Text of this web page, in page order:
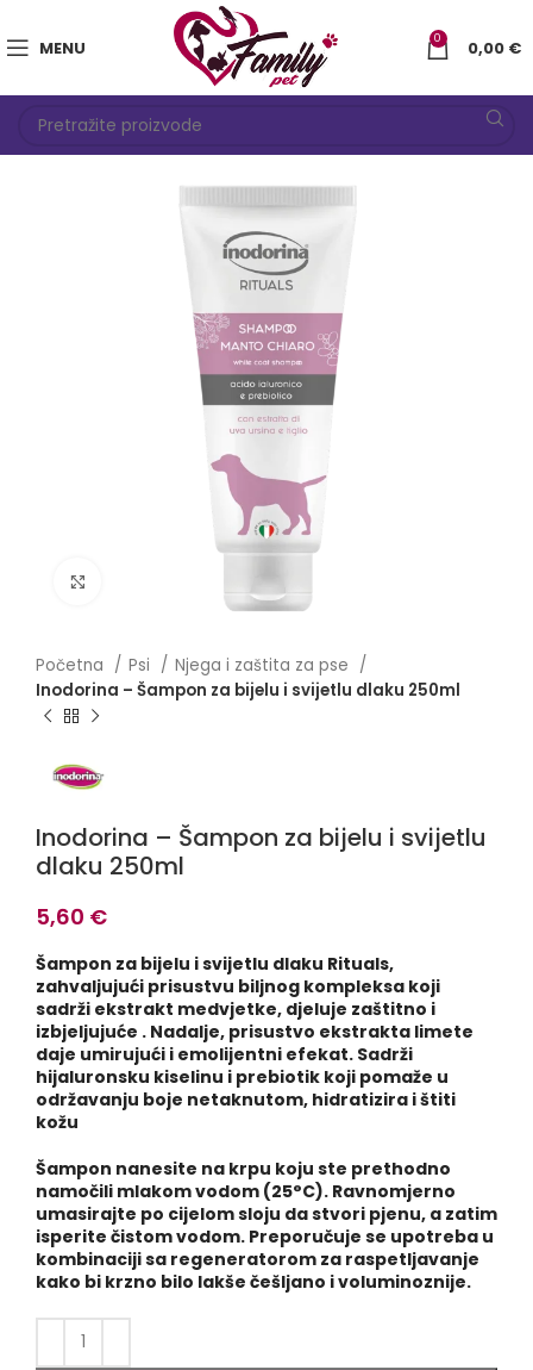
MENU 0 0,00 €
Početna Psi
Njega i zaštita za pse
Inodorina – Šampon za bijelu i svijetlu dlaku 250ml
Inodorina – Šampon za bijelu i svijetlu
dlaku 250ml
5,60 €
Šampon za bijelu i svijetlu dlaku Rituals,
zahvaljujući prisustvu biljnog kompleksa koji
sadrži ekstrakt medvjetke, djeluje zaštitno i
izbjeljujuće . Nadalje, prisustvo ekstrakta limete
daje umirujući i emolijentni efekat. Sadrži
hijaluronsku kiselinu i prebiotik koji pomaže u
održavanju boje netaknutom, hidratizira i štiti
kožu
Šampon nanesite na krpu koju ste prethodno
namočili mlakom vodom (25°C). Ravnomjerno
umasirajte po cijelom sloju da stvori pjenu, a zatim
isperite čistom vodom. Preporučuje se upotreba u
kombinaciji sa regeneratorom za raspetljavanje
kako bi krzno bilo lakše češljano i voluminoznije.